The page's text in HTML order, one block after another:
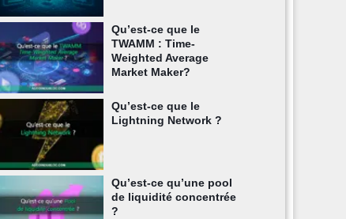
Qu’est-ce que le
TWAMM : Time-
Weighted Average
Market Maker?
Qu’est-ce que le
Lightning Network ?
Qu’est-ce qu’une pool
de liquidité concentrée
?